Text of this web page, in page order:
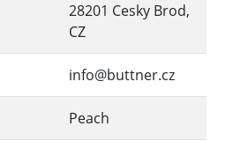
28201 Cesky Brod,
CZ
info@buttner.cz
Peach